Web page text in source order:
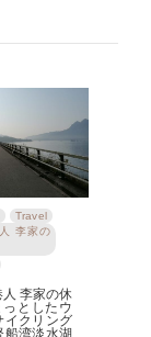
Travel
李家の
李家の休
としたウ
イクリング